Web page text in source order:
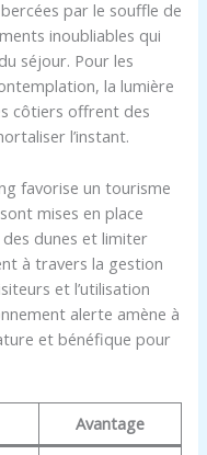
par le souffle de
inoubliables qui
séjour. Pour les
la lumière
côtiers offrent des
l’instant.
favorise un tourisme
mises en place
dunes et limiter
à travers la gestion
et l’utilisation
alerte amène à
et bénéfique pour
Avantage